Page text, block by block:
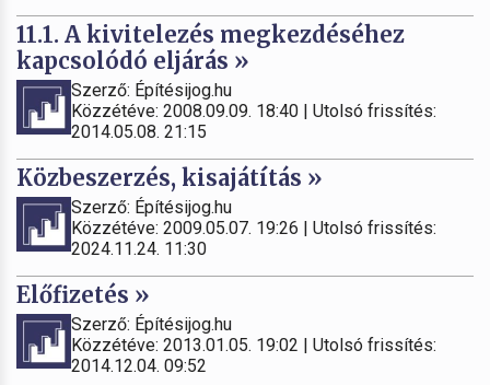
11.1. A kivitelezés megkezdéséhez
kapcsolódó eljárás »
Szerző: Építésijog.hu
Közzétéve: 2008.09.09. 18:40 | Utolsó frissítés:
2014.05.08. 21:15
Közbeszerzés, kisajátítás »
Szerző: Építésijog.hu
Közzétéve: 2009.05.07. 19:26 | Utolsó frissítés:
2024.11.24. 11:30
Előfizetés »
Szerző: Építésijog.hu
Közzétéve: 2013.01.05. 19:02 | Utolsó frissítés:
2014.12.04. 09:52